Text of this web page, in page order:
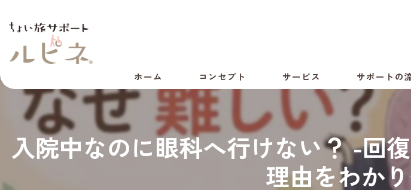
ホーム コンセプト
代表あいさつ
会社概要
サービス
ちょい旅サポート
付き添いサービス
介助方法の相談
サポートの
料金表
入院中なのに眼科へ行けない？ -回
理由をわか